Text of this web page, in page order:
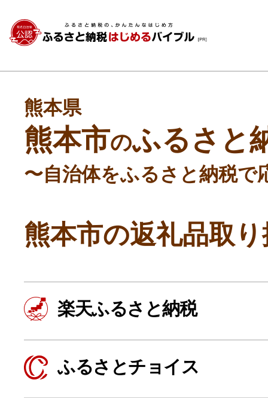
熊本県
熊本市のふるさと
〜自治体をふるさと納税で
熊本市の返礼品取
楽天ふるさと納税
ふるさとチョイス